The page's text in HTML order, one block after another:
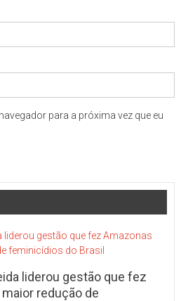
para a próxima vez que eu
liderou gestão que fez
redução de